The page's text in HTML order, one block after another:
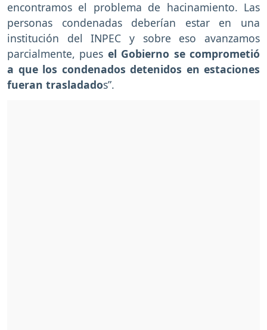
encontramos el problema de hacinamiento. Las
personas condenadas deberían estar en una
institución del INPEC y sobre eso avanzamos
parcialmente, pues el Gobierno se comprometió
a que los condenados detenidos en estaciones
fueran trasladados”.